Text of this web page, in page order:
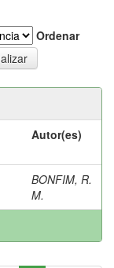
Ordenar
Autor(es)
BONFIM, R.
M.